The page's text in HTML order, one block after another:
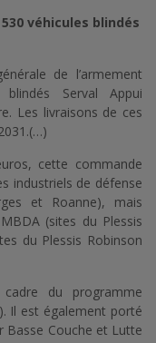
véhicules blindés
de l’armement
Serval Appui
Les livraisons de ces
cette commande
industriels de défense
et Roanne), mais
(sites du Plessis
du Plessis Robinson
du programme
Il est également porté
Basse Couche et Lutte